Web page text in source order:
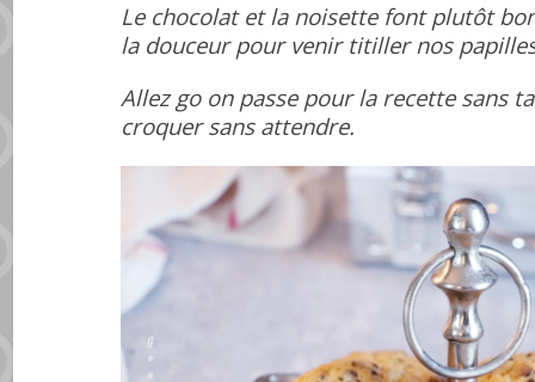
Le chocolat et la noisette font plutôt
la douceur pour venir titiller nos
Allez go on passe pour la recette sans
croquer sans attendre.